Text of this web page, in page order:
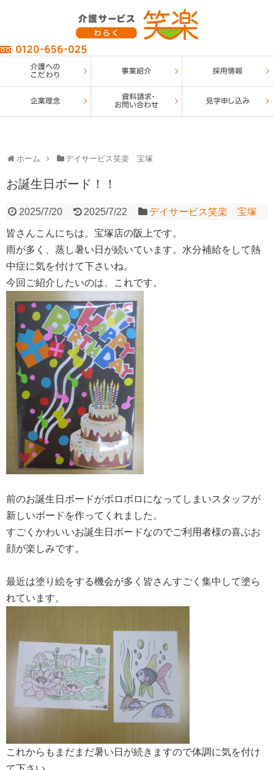
ホーム デイサービス笑楽 宝塚
お誕生日ボード！！
2025/7/20 2025/7/22 デイサービス笑楽 宝塚
皆さんこんにちは。宝塚店の阪上です。
雨が多く、蒸し暑い日が続いています。水分補給をして熱
中症に気を付けて下さいね。
今回ご紹介したいのは、これです。
前のお誕生日ボードがボロボロになってしまいスタッフが
新しいボードを作ってくれました。
すごくかわいいお誕生日ボードなのでご利用者様の喜ぶお
顔が楽しみです。
最近は塗り絵をする機会が多く皆さんすごく集中して塗ら
れています。
これからもまだまだ暑い日が続きますので体調に気を付け